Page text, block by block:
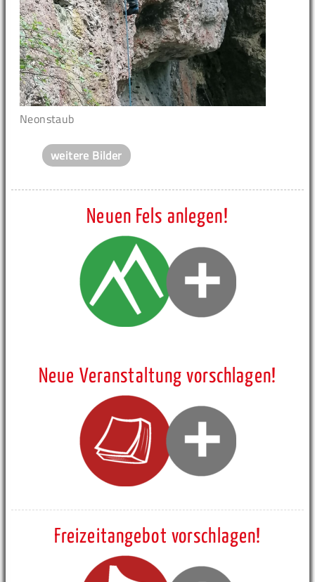
Neonstaub
weitere Bilder
Neuen Fels anlegen!
Neue Veranstaltung vorschlagen!
Freizeitangebot vorschlagen!